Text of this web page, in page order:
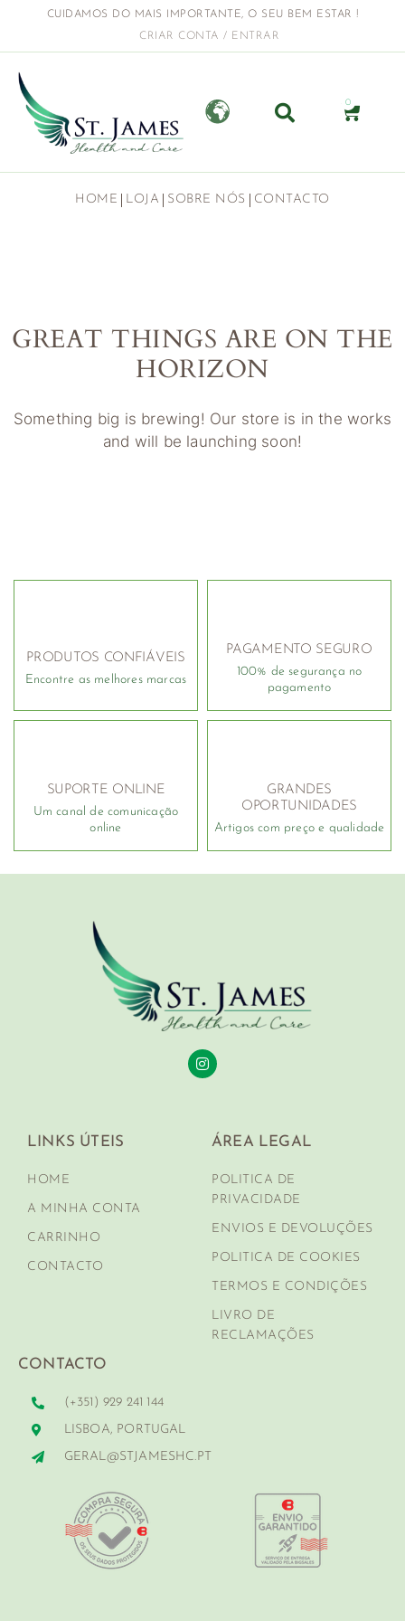
CUIDAMOS DO MAIS IMPORTANTE, O SEU BEM ESTAR !
CRIAR CONTA / ENTRAR
0
HOME LOJA SOBRE NÓS CONTACTO
GREAT THINGS ARE ON THE
HORIZON
Something big is brewing! Our store is in the works
and will be launching soon!
PRODUTOS CONFIÁVEIS
Encontre as melhores marcas
PAGAMENTO SEGURO
100% de segurança no
pagamento
SUPORTE ONLINE
Um canal de comunicação
online
GRANDES
OPORTUNIDADES
Artigos com preço e qualidade
LINKS ÚTEIS
HOME
A MINHA CONTA
CARRINHO
CONTACTO
ÁREA LEGAL
POLITICA DE
PRIVACIDADE
ENVIOS E DEVOLUÇÕES
POLITICA DE COOKIES
TERMOS E CONDIÇÕES
LIVRO DE
RECLAMAÇÕES
CONTACTO
(+351) 929 241 144
LISBOA, PORTUGAL
GERAL@STJAMESHC.PT